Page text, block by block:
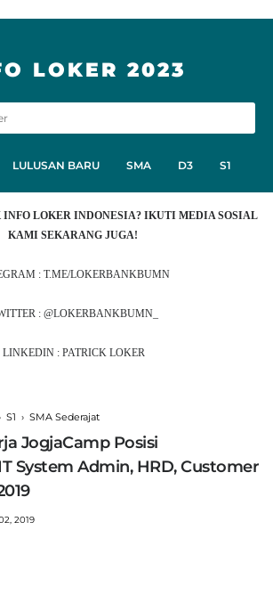
LOKER 2023
LULUSAN BARU SMA D3 S1
LOKER INDONESIA? IKUTI MEDIA SOSIAL
KAMI SEKARANG JUGA!
: T.ME/LOKERBANKBUMN
: @LOKERBANKBUMN_
LINKEDIN : PATRICK LOKER
S1 › SMA Sederajat
JogjaCamp Posisi
System Admin, HRD, Customer
2019